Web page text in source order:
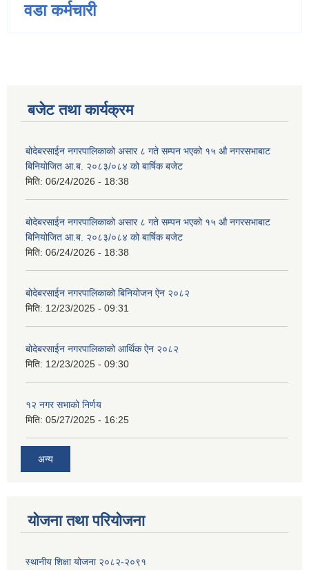
वडा कर्मचारी
बजेट तथा कार्यक्रम
बोदेबरसाईन नगरपालिकाको असार ८ गते सम्पन भएको १५ ‍‍‍औ नगरसभाबाट
बिनियोजित आ.ब. २०८३/०८४ को बार्षिक बजेट
मिति: 06/24/2026 - 18:38
बोदेबरसाईन नगरपालिकाको असार ८ गते सम्पन भएको १५ ‍‍‍औ नगरसभाबाट
बिनियोजित आ.ब. २०८३/०८४ को बार्षिक बजेट
मिति: 06/24/2026 - 18:38
बोदेबरसाईन नगरपालिकाको बिनियोजन ऐन २०८२
मिति: 12/23/2025 - 09:31
बोदेबरसाईन नगरपालिकाको आर्थिक ऐन २०८२
मिति: 12/23/2025 - 09:30
१२ नगर सभाको निर्णय
मिति: 05/27/2025 - 16:25
अन्य
योजना तथा परियोजना
स्थानीय शिक्षा योजना २०८२-२०९१